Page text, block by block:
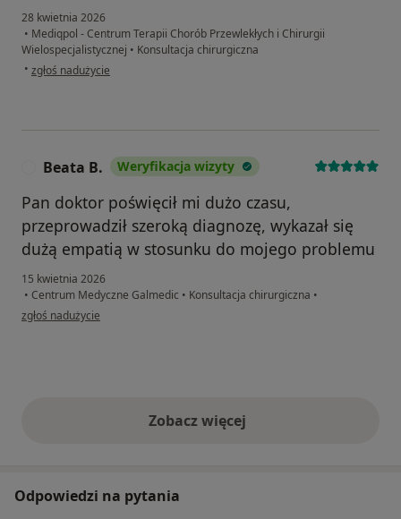
28 kwietnia 2026
• Mediqpol - Centrum Terapii Chorób Przewlekłych i Chirurgii
Wielospecjalistycznej • Konsultacja chirurgiczna
• w opinii użytkownika Bartosz
zgłoś nadużycie
Beata B. Weryfikacja wizyty
Pan doktor poświęcił mi dużo czasu,
przeprowadził szeroką diagnozę, wykazał się
dużą empatią w stosunku do mojego problemu
15 kwietnia 2026
• Centrum Medyczne Galmedic • Konsultacja chirurgiczna •
w opinii użytkownika Beata B.
zgłoś nadużycie
Zobacz więcejopinie powyżej
Odpowiedzi na pytania